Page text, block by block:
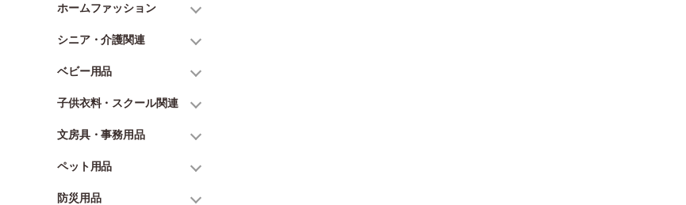
ホームファッション
シニア・介護関連
ベビー用品
子供衣料・スクール関連
文房具・事務用品
ペット用品
防災用品